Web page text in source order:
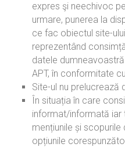
expres şi neechivoc
urmare, punerea la
ce fac obiectul site-
reprezentând
datele
APT, în conformitate
Site-ul nu prelucrează
În situația în care
informat/informată
mențiunile și
opțiunile